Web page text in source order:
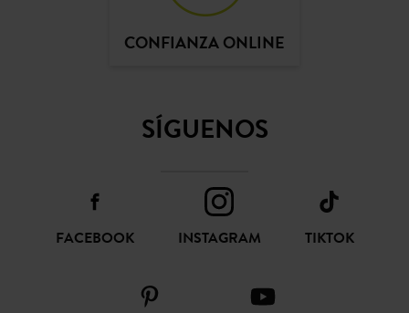
CONFIANZA ONLINE
SÍGUENOS
FACEBOOK INSTAGRAM TIKTOK